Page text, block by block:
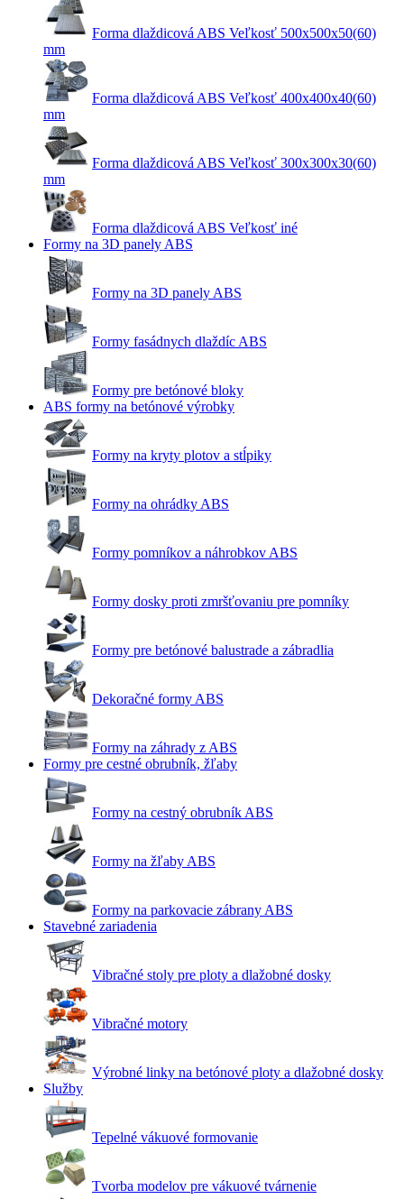
Forma dlaždicová ABS Veľkosť 500x500x50(60)
mm
Forma dlaždicová ABS Veľkosť 400x400x40(60)
mm
Forma dlaždicová ABS Veľkosť 300x300x30(60)
mm
Forma dlaždicová ABS Veľkosť iné
Formy na 3D panely ABS
Formy na 3D panely ABS
Formy fasádnych dlaždíc ABS
Formy pre betónové bloky
ABS formy na betónové výrobky
Formy na kryty plotov a stĺpiky
Formy na ohrádky ABS
Formy pomníkov a náhrobkov ABS
Formy dosky proti zmršťovaniu pre pomníky
Formy pre betónové balustrade a zábradlia
Dekoračné formy ABS
Formy na záhrady z ABS
Formy pre cestné obrubník, žľaby
Formy na cestný obrubník ABS
Formy na žľaby ABS
Formy na parkovacie zábrany ABS
Stavebné zariadenia
Vibračné stoly pre ploty a dlažobné dosky
Vibračné motory
Výrobné linky na betónové ploty a dlažobné dosky
Služby
Tepelné vákuové formovanie
Tvorba modelov pre vákuové tvárnenie